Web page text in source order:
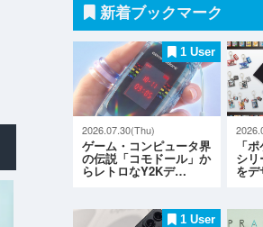
新着ブックマーク
1 User
2026.07.30(Thu)
ゲーム・コンピュータ界
の伝説「コモドール」か
らレトロなY2Kデ…
「
シ
を
1 User